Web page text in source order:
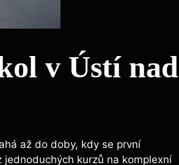
v Ústí nad
až do doby, kdy se první
kurzů na komplexní